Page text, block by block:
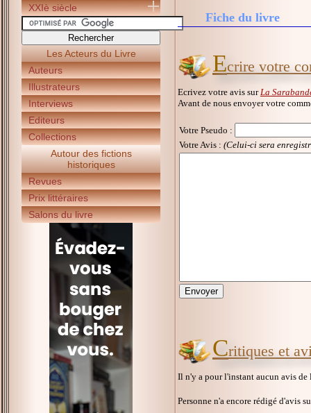
XXIè siècle
Les Acteurs du Livre
Auteurs
Illustrateurs
Interviews
Editeurs
Collections
Autour des fictions
historiques
Revues
Prix littéraires
Salons du livre
Fiche du livre
Ecrire votre
Ecrivez votre avis sur La
Avant de nous envoyer votre
Votre Pseudo :
Votre Avis : (Celui-ci sera
Critiques et
Il n'y a pour l'instant aucun avis
Personne n'a encore rédigé d'avis